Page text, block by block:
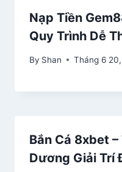
Nạp Tiền
Quy Trình Dễ
By Shan Tháng 6
Bắn Cá 8xbet
Dương Giải Trí